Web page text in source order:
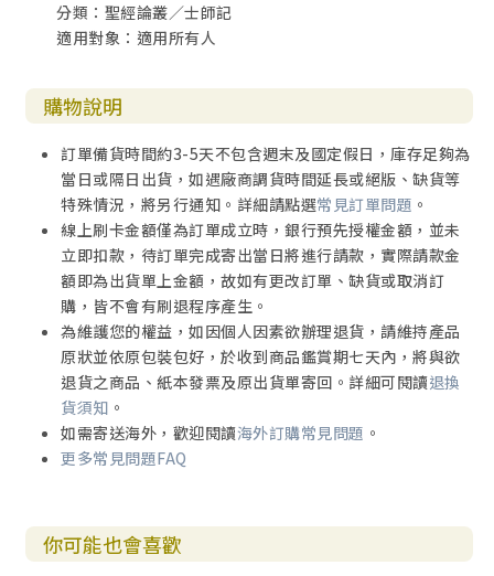
與榮耀。正如神透過參孫找機會攻擊非利士人（4）。合神行
意的行為，在神成就的背後必得祝福；不合神心意的行為，
代價就是與非利士人同歸於盡（十六28-30）。
【5-20節】
參孫跟他父母下亭拿去（5）：參孫一意孤行，他的父母可能
妥協了，所以跟他下亭拿去，後來也同意他們結婚（8）。然
而，只許參孫行特別的婚禮，這種婚禮是在女方家中舉行（1
0），讓女子仍住在她父親的家中，丈夫只按時候去探望她
（十五1）。
耶和華的靈大大感動參孫，他雖然手無器械，卻將獅子撕
孫」當代聖經譯為「主的靈把大能力降在他的身上」。
分類：聖經論叢／士師記
適用對象：適用所有人
購物說明
訂單備貨時間約3-5天不包含週末及國定假日，庫存足夠為
當日或隔日出貨，如遇廠商調貨時間延長或絕版、缺貨等
特殊情況，將另行通知。詳細請點選常見訂單問題 。
線上刷卡金額僅為訂單成立時，銀行預先授權金額，並未
立即扣款，待訂單完成寄出當日將進行請款，實際請款金
額即為出貨單上金額，故如有更改訂單、缺貨或取消訂
購，皆不會有刷退程序產生。
為維護您的權益，如因個人因素欲辦理退貨，請維持產品
原狀並依原包裝包好，於收到商品鑑賞期七天內，將與欲
退貨之商品、紙本發票及原出貨單寄回。詳細可閱讀退換
貨須知 。
如需寄送海外，歡迎閱讀海外訂購常見問題 。
更多常見問題FAQ
你可能也會喜歡